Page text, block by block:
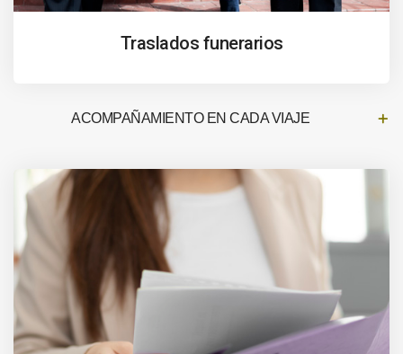
Traslados funerarios
ACOMPAÑAMIENTO EN CADA VIAJE